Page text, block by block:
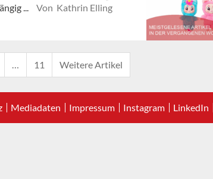
...
Von Kathrin Elling
… 11 Weitere Artikel
Mediadaten Impressum Instagram LinkedIn